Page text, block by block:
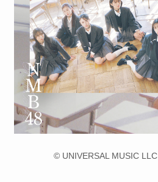
© UNIVERSAL MUSIC LLC